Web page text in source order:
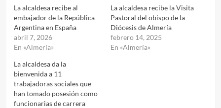
La alcaldesa recibe al
embajador de la República
Argentina en España
abril 7, 2026
En «Almería»
La alcaldesa recibe la Visita
Pastoral del obispo de la
Diócesis de Almería
febrero 14, 2025
En «Almería»
La alcaldesa da la
bienvenida a 11
trabajadoras sociales que
han tomado posesión como
funcionarias de carrera